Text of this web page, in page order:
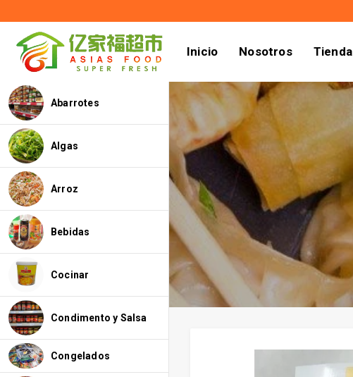
Inicio Nosotros Tienda
Abarrotes
Algas
Arroz
Bebidas
Cocinar
Condimento y Salsa
Congelados